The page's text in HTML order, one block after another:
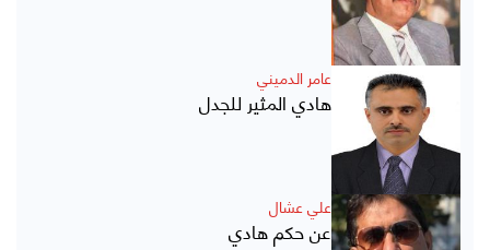
عامر الدميني
هادي المثير للجدل
علي عشال
عن حكم هادي